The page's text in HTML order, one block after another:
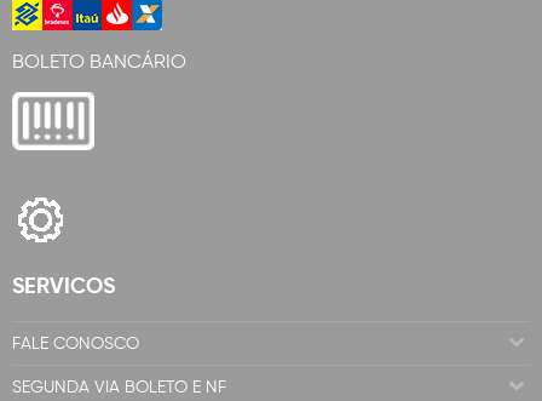
BOLETO BANCÁRIO
SERVICOS
FALE CONOSCO
SEGUNDA VIA BOLETO E NF